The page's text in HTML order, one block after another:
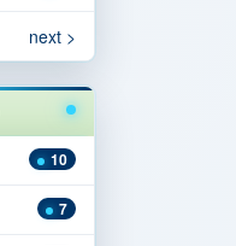
next >
10
7